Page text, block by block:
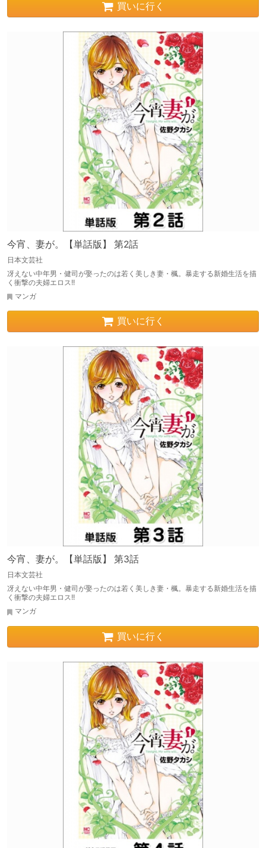
買いに行く
今宵、妻が。【単話版】 第2話
日本文芸社
冴えない中年男・健司が娶ったのは若く美しき妻・楓。暴走する新婚生活を描
く衝撃の夫婦エロス!!
マンガ
買いに行く
今宵、妻が。【単話版】 第3話
日本文芸社
冴えない中年男・健司が娶ったのは若く美しき妻・楓。暴走する新婚生活を描
く衝撃の夫婦エロス!!
マンガ
買いに行く